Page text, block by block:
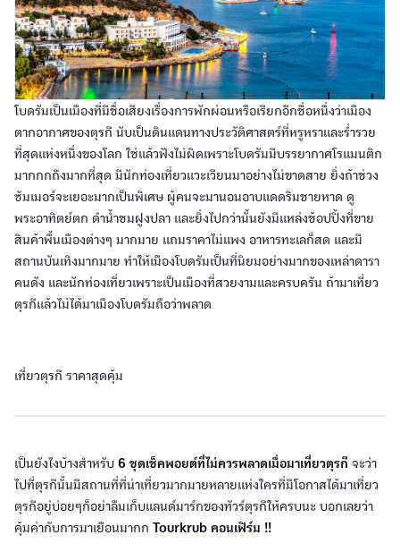
โบดรัมเป็นเมืองที่มีชื่อเสียงเรื่องการพักผ่อนหรือเรียกอีกชื่อหนึ่งว่าเมือง
ตากอากาศของตุรกี นับเป็นดินแดนทางประวัติศาสตร์ที่หรูหราและร่ำรวย
ที่สุดแห่งหนึ่งของโลก ใช่แล้วฟังไม่ผิดเพราะโบดรัมมีบรรยากาศโรแมนติก
มากกกถึงมากที่สุด มีนักท่องเที่ยวแวะเวียนมาอย่างไม่ขาดสาย ยิ่งถ้าช่วง
ซัมเมอร์จะเยอะมากเป็นพิเศษ ผู้คนจะมานอนอาบแดดริมชายหาด ดู
พระอาทิตย์ตก ดำน้ำชมฝูงปลา และยิ่งไปกว่านั้นยังมีแหล่งช้อปปิ้งที่ขาย
สินค้าพื้นเมืองต่างๆ มากมาย แถมราคาไม่แพง อาหารทะเลก็สด และมี
สถานบันเทิงมากมาย ทำให้เมืองโบดรัมเป็นที่นิยมอย่างมากของเหล่าดารา
คนดัง และนักท่องเที่ยวเพราะเป็นเมืองที่สวยงามและครบครัน ถ้ามาเที่ยว
ตุรกีแล้วไม่ได้มาเมืองโบดรัมถือว่าพลาด
เที่ยวตุรกี ราคาสุดคุ้ม
เป็นยังไงบ้างสำหรับ 6 ชุดเช็คพอยต์ที่ไม่ควรพลาดเมื่อมาเที่ยวตุรกี จะว่า
ไปที่ตุรกีนั้นมีสถานที่ที่น่าเที่ยวมากมายหลายแห่งใครที่มีโอกาสได้มาเที่ยว
ตุรกีอยู่บ่อยๆก็อย่าลืมเก็บแลนด์มาร์กของทัวร์ตุรกีให้ครบนะ บอกเลยว่า
คุ้มค่ากับการมาเยือนมากก Tourkrub คอนเฟิร์ม !!